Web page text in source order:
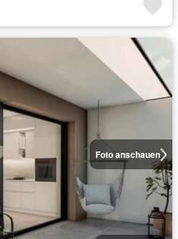
Foto anschauen